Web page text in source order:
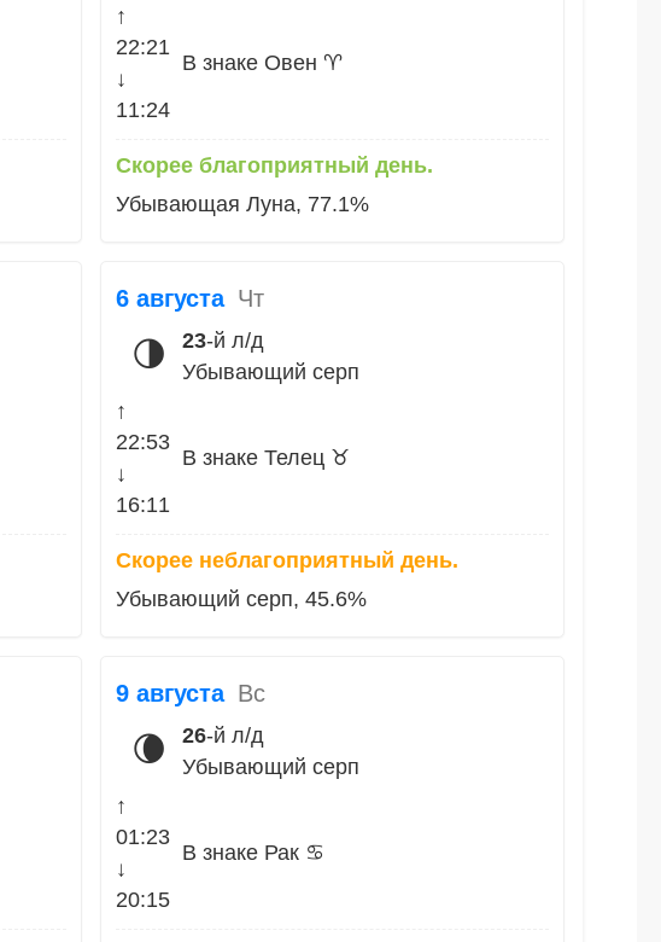
↑
22:21
↓
11:24
В знаке Овен ♈
Скорее благоприятный день.
Убывающая Луна, 77.1%
6 августа Чт
🌗 23-й л/д
Убывающий серп
↑
22:53
↓
16:11
В знаке Телец ♉
Скорее неблагоприятный день.
Убывающий серп, 45.6%
9 августа Вс
🌘 26-й л/д
Убывающий серп
↑
01:23
↓
20:15
В знаке Рак ♋